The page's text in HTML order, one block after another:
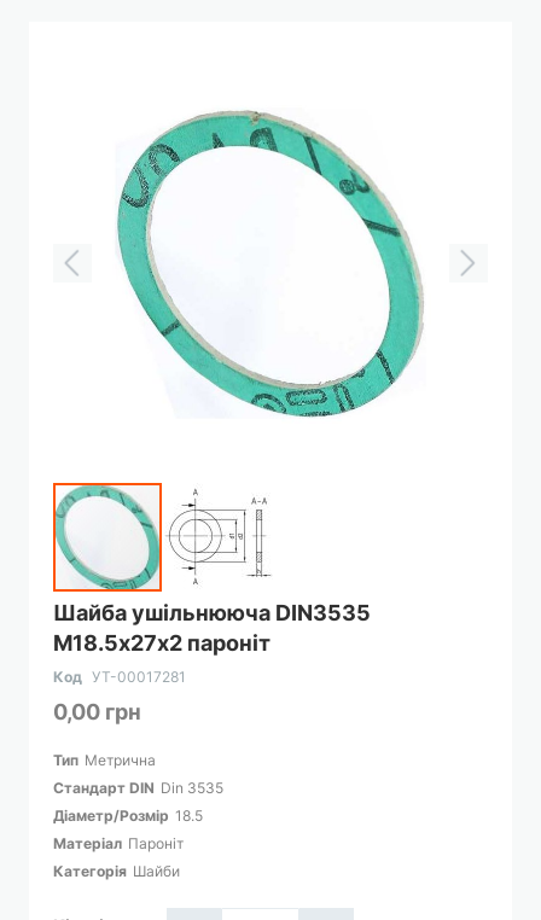
Шайба ушільнююча DIN3535
М18.5х27х2 пароніт
Код УТ-00017281
0,00 грн
Тип Метрична
Cтандарт DIN Din 3535
Діаметр/Розмір 18.5
Матеріал Пароніт
Категорія Шайби
Перейти
до
початку
зображень